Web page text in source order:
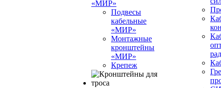
«МИР»
Подвесы
кабельные
«МИР»
Монтажные
кронштейны
«МИР»
Крепеж